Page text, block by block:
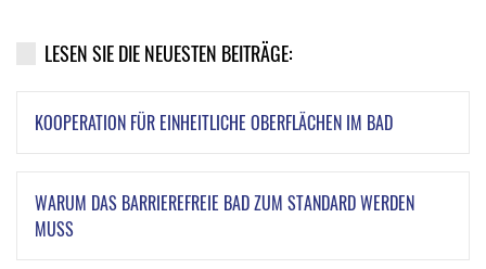
LESEN SIE DIE NEUESTEN BEITRÄGE:
KOOPERATION FÜR EINHEITLICHE OBERFLÄCHEN IM BAD
WARUM DAS BARRIEREFREIE BAD ZUM STANDARD WERDEN
MUSS